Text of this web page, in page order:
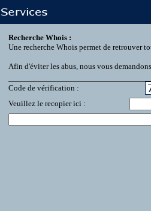
Recherche Whois :
Une recherche Whois permet de retrouver
Afin d'éviter les abus, nous vous
Code de vérification :
Veuillez le recopier ici :